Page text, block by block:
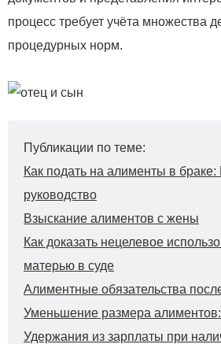
процесс требует учёта множества
процедурных норм.
Публикации по теме:
Как подать на алименты в
руководство
Взыскание алиментов с жены
Как доказать нецелевое
матерью в суде
Алиментные обязательства
Уменьшение размера
Удержания из зарплаты при